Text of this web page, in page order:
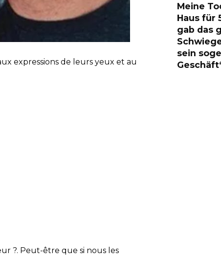
expressions de leurs yeux et au
?. Peut-être que si nous les
Meine
Haus für
gab das
sein